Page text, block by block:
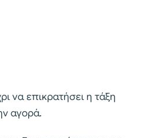
να επικρατήσει η τάξη
αγορά.